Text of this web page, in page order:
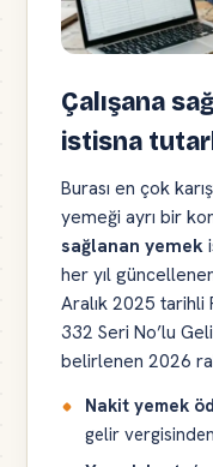
Çalışana
istisna
Burası en çok
yemeği ayrı bir
sağlanan yemek
her yıl
Aralık 2025 tarihli
332 Seri No’lu
belirlenen 2026
Nakit yemek
gelir